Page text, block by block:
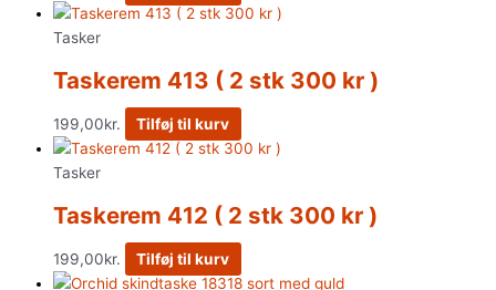
Tasker
Taskerem 413 ( 2 stk 300 kr )
199,00kr. Tilføj til kurv
Tasker
Taskerem 412 ( 2 stk 300 kr )
199,00kr. Tilføj til kurv